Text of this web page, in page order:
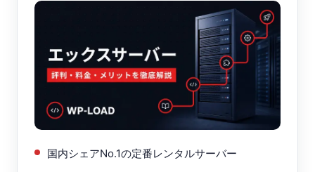
国内シェアNo.1の定番レンタルサーバー